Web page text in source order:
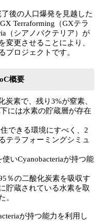
後の人口爆発を見越した
Terraforming（GXテラ
（シアノバクテリア）が
変更させることにより、
プロジェクトです。
概要
素で、残り3%が窒素、
には水素の貯蔵層が存在
できる環境にすべく、2
テラフォーミングシミュ
いCyanobacteriaが持つ能
％の二酸化炭素を吸収す
貯蔵されている水素を取
。
が持つ能力を利用し